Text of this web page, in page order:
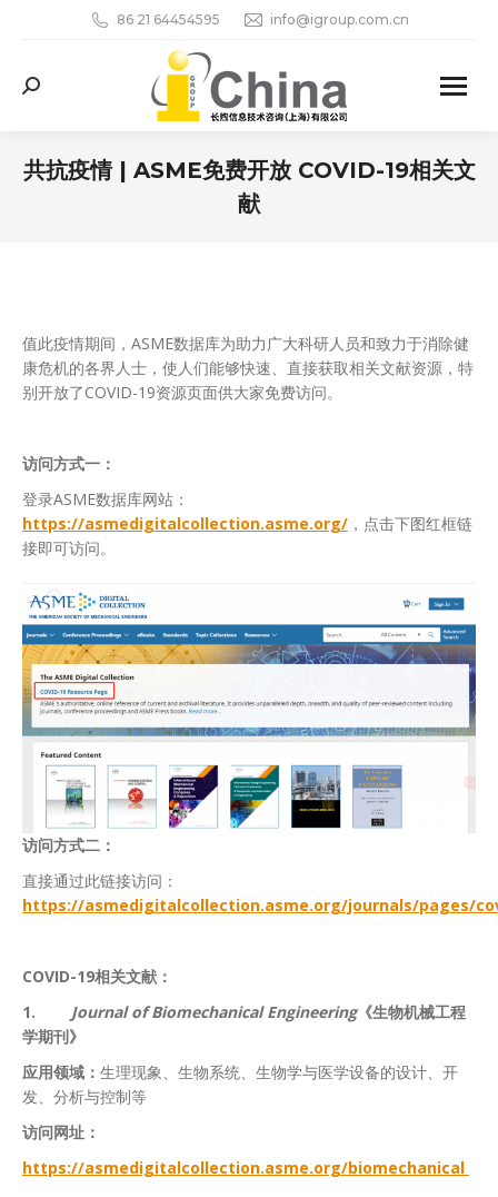
86 21 64454595 info@igroup.com.cn
Search:
共抗疫情 | ASME免费开放 COVID-19相关文
献
值此疫情期间，ASME数据库为助力广大科研人员和致力于消除健
康危机的各界人士，使人们能够快速、直接获取相关文献资源，特
别开放了COVID-19资源页面供大家免费访问。
访问方式一：
登录ASME数据库网站：
https://asmedigitalcollection.asme.org/ ，点击下图红框链
接即可访问。
访问方式二：
直接通过此链接访问：
https://asmedigitalcollection.asme.org/journals/pages/
COVID-19相关文献：
1. Journal of Biomechanical Engineering《生物机械工程
学期刊》
应用领域： 生理现象、生物系统、生物学与医学设备的设计、开
发、分析与控制等
访问网址：
https://asmedigitalcollection.asme.org/biomechanical